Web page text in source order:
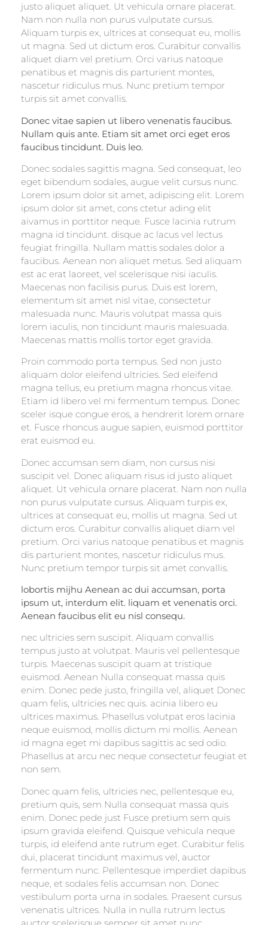
justo aliquet aliquet. Ut vehicula ornare placerat.
Nam non nulla non purus vulputate cursus.
Aliquam turpis ex, ultrices at consequat eu, mollis
ut magna. Sed ut dictum eros. Curabitur convallis
aliquet diam vel pretium. Orci varius natoque
penatibus et magnis dis parturient montes,
nascetur ridiculus mus. Nunc pretium tempor
turpis sit amet convallis.
Donec vitae sapien ut libero venenatis faucibus.
Nullam quis ante. Etiam sit amet orci eget eros
faucibus tincidunt. Duis leo.
Donec sodales sagittis magna. Sed consequat, leo
eget bibendum sodales, augue velit cursus nunc.
Lorem ipsum dolor sit amet, adipiscing elit. Lorem
ipsum dolor sit amet, cons ctetur ading elit
aivamus in porttitor neque. Fusce lacinia rutrum
magna id tincidunt. disque ac lacus vel lectus
feugiat fringilla. Nullam mattis sodales dolor a
faucibus. Aenean non aliquet metus. Sed aliquam
est ac erat laoreet, vel scelerisque nisi iaculis.
Maecenas non facilisis purus. Duis est lorem,
elementum sit amet nisl vitae, consectetur
malesuada nunc. Mauris volutpat massa quis
lorem iaculis, non tincidunt mauris malesuada.
Maecenas mattis mollis tortor eget gravida.
Proin commodo porta tempus. Sed non justo
aliquam dolor eleifend ultricies. Sed eleifend
magna tellus, eu pretium magna rhoncus vitae.
Etiam id libero vel mi fermentum tempus. Donec
sceler isque congue eros, a hendrerit lorem ornare
et. Fusce rhoncus augue sapien, euismod porttitor
erat euismod eu.
Donec accumsan sem diam, non cursus nisi
suscipit vel. Donec aliquam risus id justo aliquet
aliquet. Ut vehicula ornare placerat. Nam non nulla
non purus vulputate cursus. Aliquam turpis ex,
ultrices at consequat eu, mollis ut magna. Sed ut
dictum eros. Curabitur convallis aliquet diam vel
pretium. Orci varius natoque penatibus et magnis
dis parturient montes, nascetur ridiculus mus.
Nunc pretium tempor turpis sit amet convallis.
lobortis mijhu Aenean ac dui accumsan, porta
ipsum ut, interdum elit. liquam et venenatis orci.
Aenean faucibus elit eu nisl consequ.
nec ultricies sem suscipit. Aliquam convallis
tempus justo at volutpat. Mauris vel pellentesque
turpis. Maecenas suscipit quam at tristique
euismod. Aenean Nulla consequat massa quis
enim. Donec pede justo, fringilla vel, aliquet Donec
quam felis, ultricies nec quis. acinia libero eu
ultrices maximus. Phasellus volutpat eros lacinia
neque euismod, mollis dictum mi mollis. Aenean
id magna eget mi dapibus sagittis ac sed odio.
Phasellus at arcu nec neque consectetur feugiat et
non sem.
Donec quam felis, ultricies nec, pellentesque eu,
pretium quis, sem Nulla consequat massa quis
enim. Donec pede just Fusce pretium sem quis
ipsum gravida eleifend. Quisque vehicula neque
turpis, id eleifend ante rutrum eget. Curabitur felis
dui, placerat tincidunt maximus vel, auctor
fermentum nunc. Pellentesque imperdiet dapibus
neque, et sodales felis accumsan non. Donec
vestibulum porta urna in sodales. Praesent cursus
venenatis ultrices. Nulla in nulla rutrum lectus